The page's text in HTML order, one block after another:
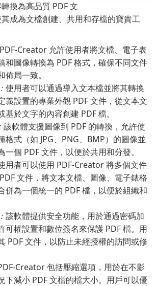
換為高品質 PDF 文
成為文檔創建、共用和存檔的寶貴工
PDF-Creator 允許使用者將文檔、電子表
和圖像轉換為 PDF 格式，確保不同文件
局一致。
使用者可以通過導入文本檔並將其轉換
義設置的專業外觀 PDF 文件，從文本文
基於文字的內容創建 PDF 檔。
該軟體支援圖像到 PDF 的轉換，允許使
格式（如 JPG、PNG、BMP）的圖像並
一個 PDF 文件，以便於共用和分發。
用者可以使用 PDF-Creator 將多個文件
文件，將文本文檔、圖像、電子錶格
併為一個統一的 PDF 檔，以便於組織和
該軟體提供安全功能，用於通過密碼加
可權設置和數位簽名來保護 PDF 檔。用
PDF 文件，以防止未經授權的訪問或修
Creator 包括壓縮選項，用於在不影
下減小 PDF 文檔的檔大小。用戶可以優